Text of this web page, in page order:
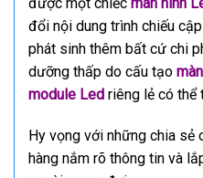
đổi nội dung trình chiếu
phát sinh thêm bất cứ chi
dưỡng thấp do cấu tạo
module Led riêng lẻ có thể
Hy vọng với những chia sẻ
hàng nắm rõ thông tin và